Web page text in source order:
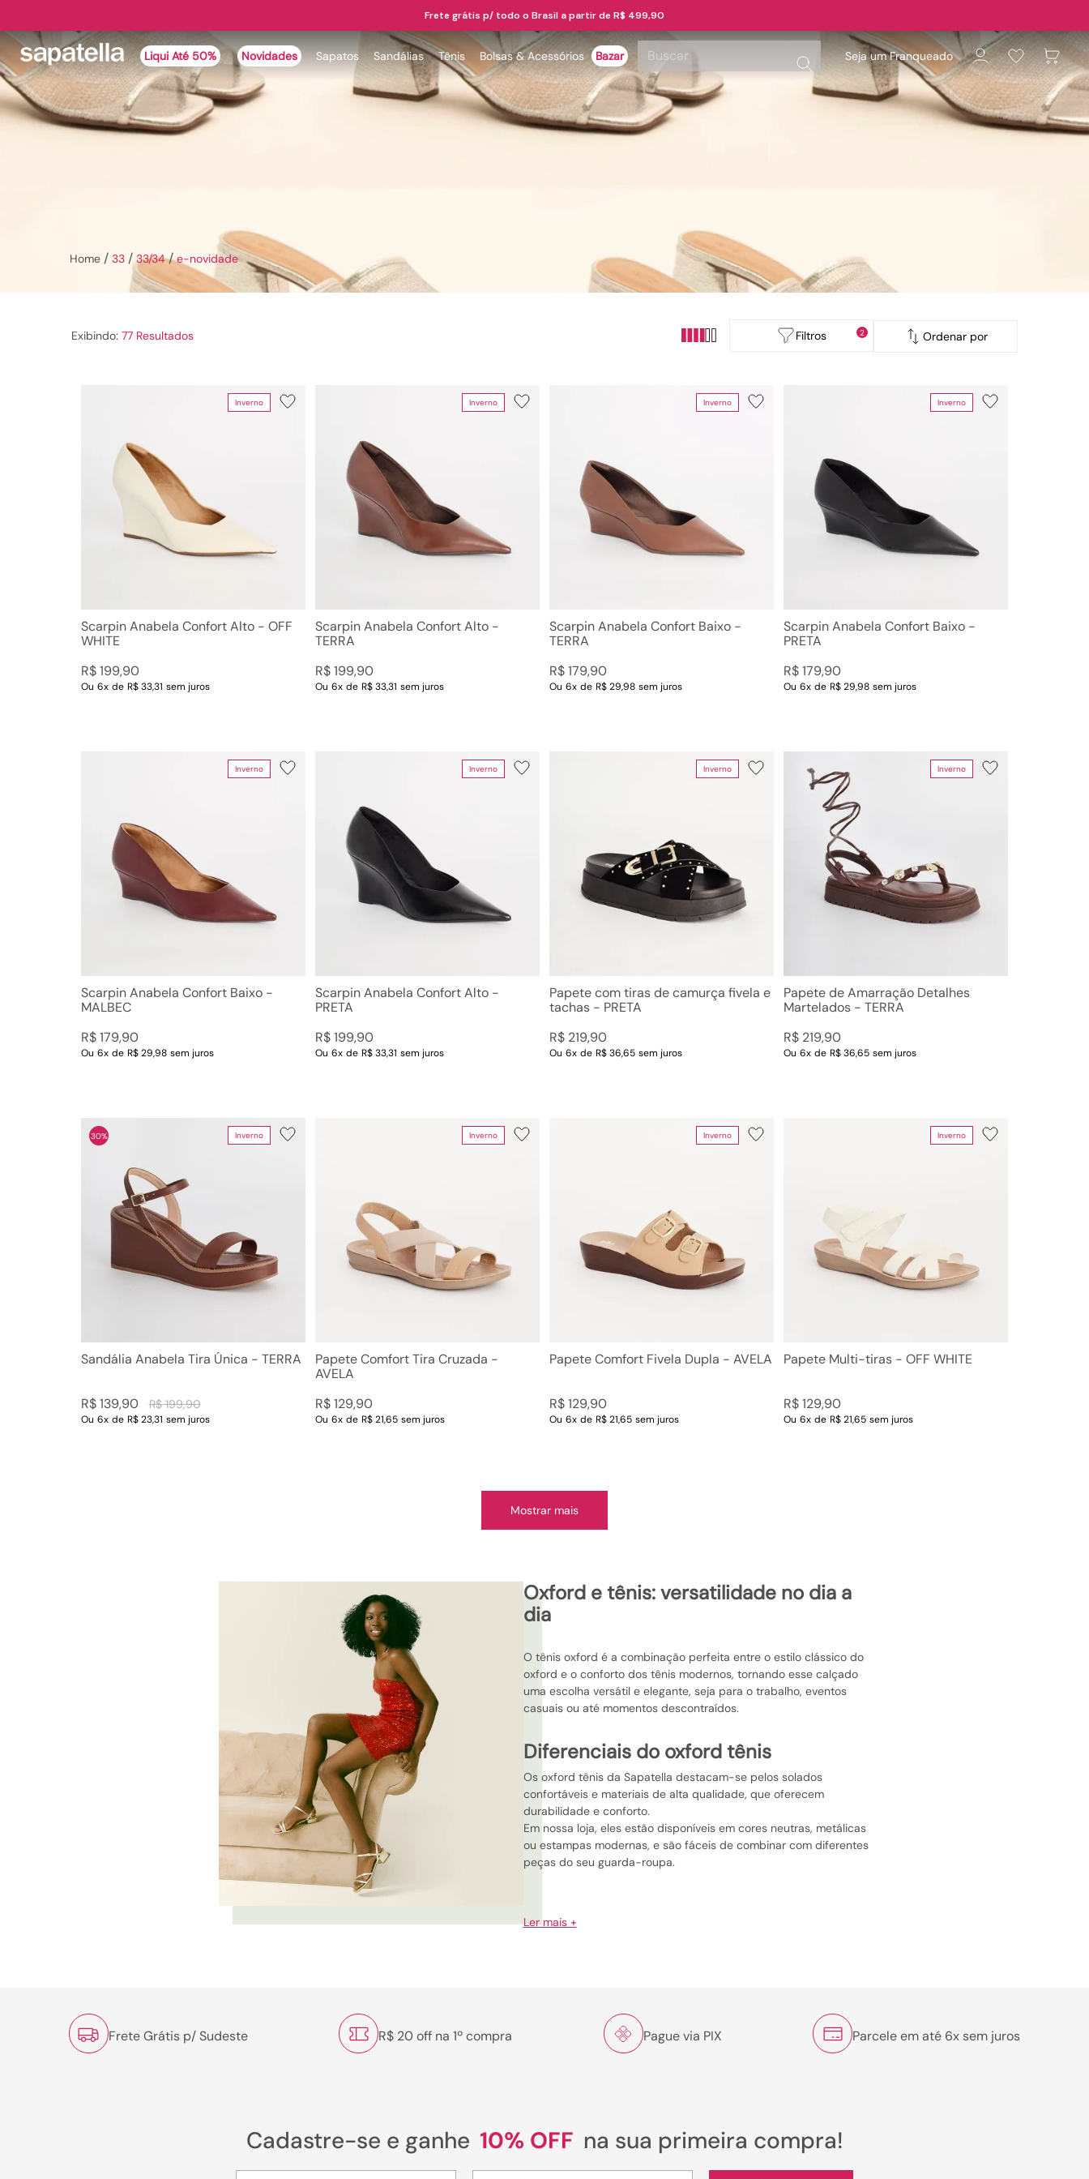
Frete grátis p/ todo o Brasil a partir de R$ 499,90
Liqui Até 50% Novidades Sapatos Sandálias Tênis Bolsas & Acessórios Bazar
Buscar
Seja um Franqueado
33 33/34 e-novidade
77 Filtros 2
Sapatos
Sandálias Medias
Anabelas
CAMEL
AVELA
PINK
CARAMELO
Ver mais 9
33/34
42
Ver mais 12
Limpar Tudo
Ordenar por
Inverno
Scarpin Anabela Confort Alto - OFF
WHITE
R$199,90
Ou 6x de R$ 33,31 sem juros
Inverno
Scarpin Anabela Confort Alto -
TERRA
R$199,90
Ou 6x de R$ 33,31 sem juros
Inverno
Scarpin Anabela Confort Baixo -
TERRA
R$179,90
Ou 6x de R$ 29,98 sem juros
Inverno
Scarpin Anabela Confort Baixo -
PRETA
R$179,90
Ou 6x de R$ 29,98 sem juros
Inverno
Scarpin Anabela Confort Baixo -
MALBEC
R$179,90
Ou 6x de R$ 29,98 sem juros
Inverno
Scarpin Anabela Confort Alto -
PRETA
R$199,90
Ou 6x de R$ 33,31 sem juros
Inverno
Papete com tiras de camurça fivela e
tachas - PRETA
R$ 219,90
Ou 6x de R$ 36,65 sem juros
Inverno
Papete de Amarração Detalhes
Martelados - TERRA
R$ 219,90
Ou 6x de R$ 36,65 sem juros
Inverno
30%
Sandália Anabela Tira Única - TERRA
R$ 199,90
R$139,90
Ou 6x de R$ 23,31 sem juros
Inverno
Papete Comfort Tira Cruzada -
AVELA
R$129,90
Ou 6x de R$ 21,65 sem juros
Inverno
Papete Comfort Fivela Dupla - AVELA
R$129,90
Ou 6x de R$ 21,65 sem juros
Inverno
Papete Multi-tiras - OFF WHITE
R$129,90
Ou 6x de R$ 21,65 sem juros
Mostrar mais
oxford e tênis: versatilidade no dia a
dia
O tênis oxford é a combinação perfeita entre o estilo clássico do
oxford e o conforto dos tênis modernos, tornando esse calçado
uma escolha versátil e elegante, seja para o trabalho, eventos
casuais ou até momentos descontraídos.
diferenciais do oxford tênis
Os oxford tênis da Sapatella destacam-se pelos solados
confortáveis e materiais de alta qualidade, que oferecem
durabilidade e conforto.
Em nossa loja, eles estão disponíveis em cores neutras, metálicas
ou estampas modernas, e são fáceis de combinar com diferentes
peças do seu guarda-roupa.
looks
um toque contemporâneo.
Visual de trabalho: Use com calças de alfaiataria ou conjuntos
sociais, para desfrutar de conforto e elegância ao mesmo tempo.
Ler mais +
Frete Grátis p/ Sudeste R$ 20 off na 1º compra Pague via PIX Parcele em até 6x sem juros
Cadastre-se e ganhe 10% OFF na sua primeira compra!
TERMOS MAIS BUSCADOS
1º
papete
º
tamanco
7º
bolsa